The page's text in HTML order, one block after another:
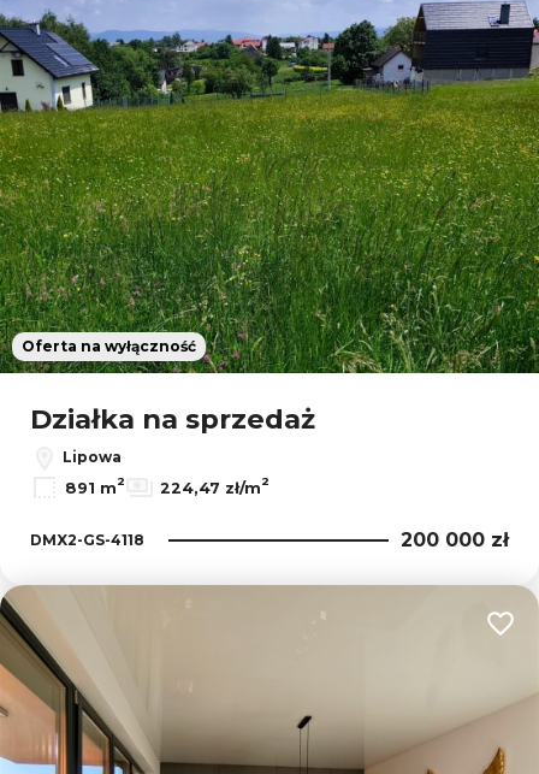
Oferta na wyłączność
Działka na sprzedaż
Lipowa
891 m2 224,47 zł/m2
DMX2-GS-4118 200 000 zł